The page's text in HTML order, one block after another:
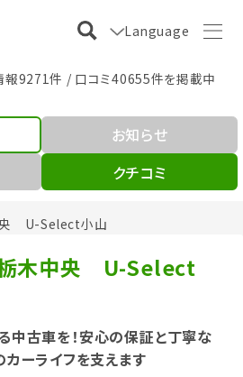
Language
報9271件 / 口コミ40655件を掲載中
U-Select小山
お知らせ
クチコミ
木中央 U-Select
中古車を！安心の保証と丁寧な
カーライフを支えます